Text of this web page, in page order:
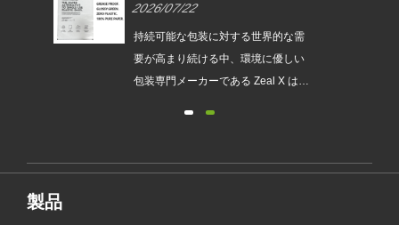
件
替を支援するカスタムグラシン
紙バッグを発売
2026/07/22
持続可能な包装に対する世界的な需
要が高まり続ける中、環境に優しい
包装専門メーカーである Zeal X は、
るプレミアムな代替品として設計さ
製品